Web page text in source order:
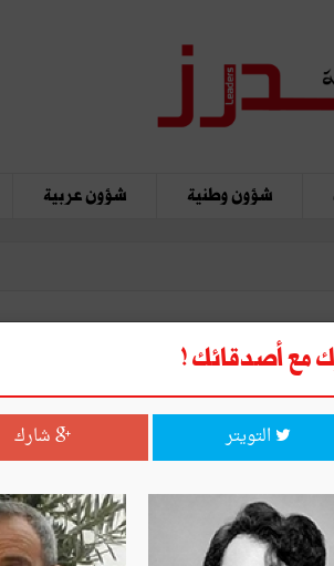
شؤون وطنية شؤون عربية
مع أصدقائك !
التويتر شارك